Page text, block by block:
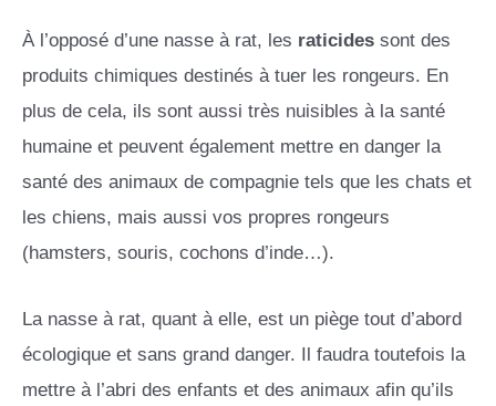
À l’opposé d’une nasse à rat, les raticides sont des
produits chimiques destinés à tuer les rongeurs. En
plus de cela, ils sont aussi très nuisibles à la santé
humaine et peuvent également mettre en danger la
santé des animaux de compagnie tels que les chats et
les chiens, mais aussi vos propres rongeurs
(hamsters, souris, cochons d’inde…).
La nasse à rat, quant à elle, est un piège tout d’abord
écologique et sans grand danger. Il faudra toutefois la
mettre à l’abri des enfants et des animaux afin qu’ils